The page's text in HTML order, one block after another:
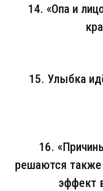
14. «Опа и
15. Улыбка
16.
решаются также
эффект